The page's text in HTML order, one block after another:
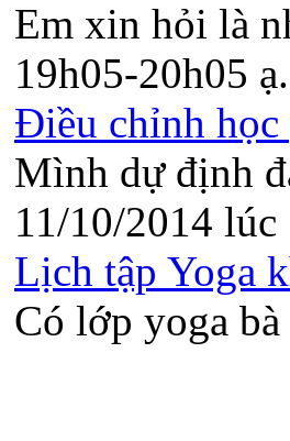
Em xin hỏi là
19h05-20h05
Điều chỉnh
Mình dự định
11/10/2014 lúc
Lịch tập Yoga
Có lớp yoga